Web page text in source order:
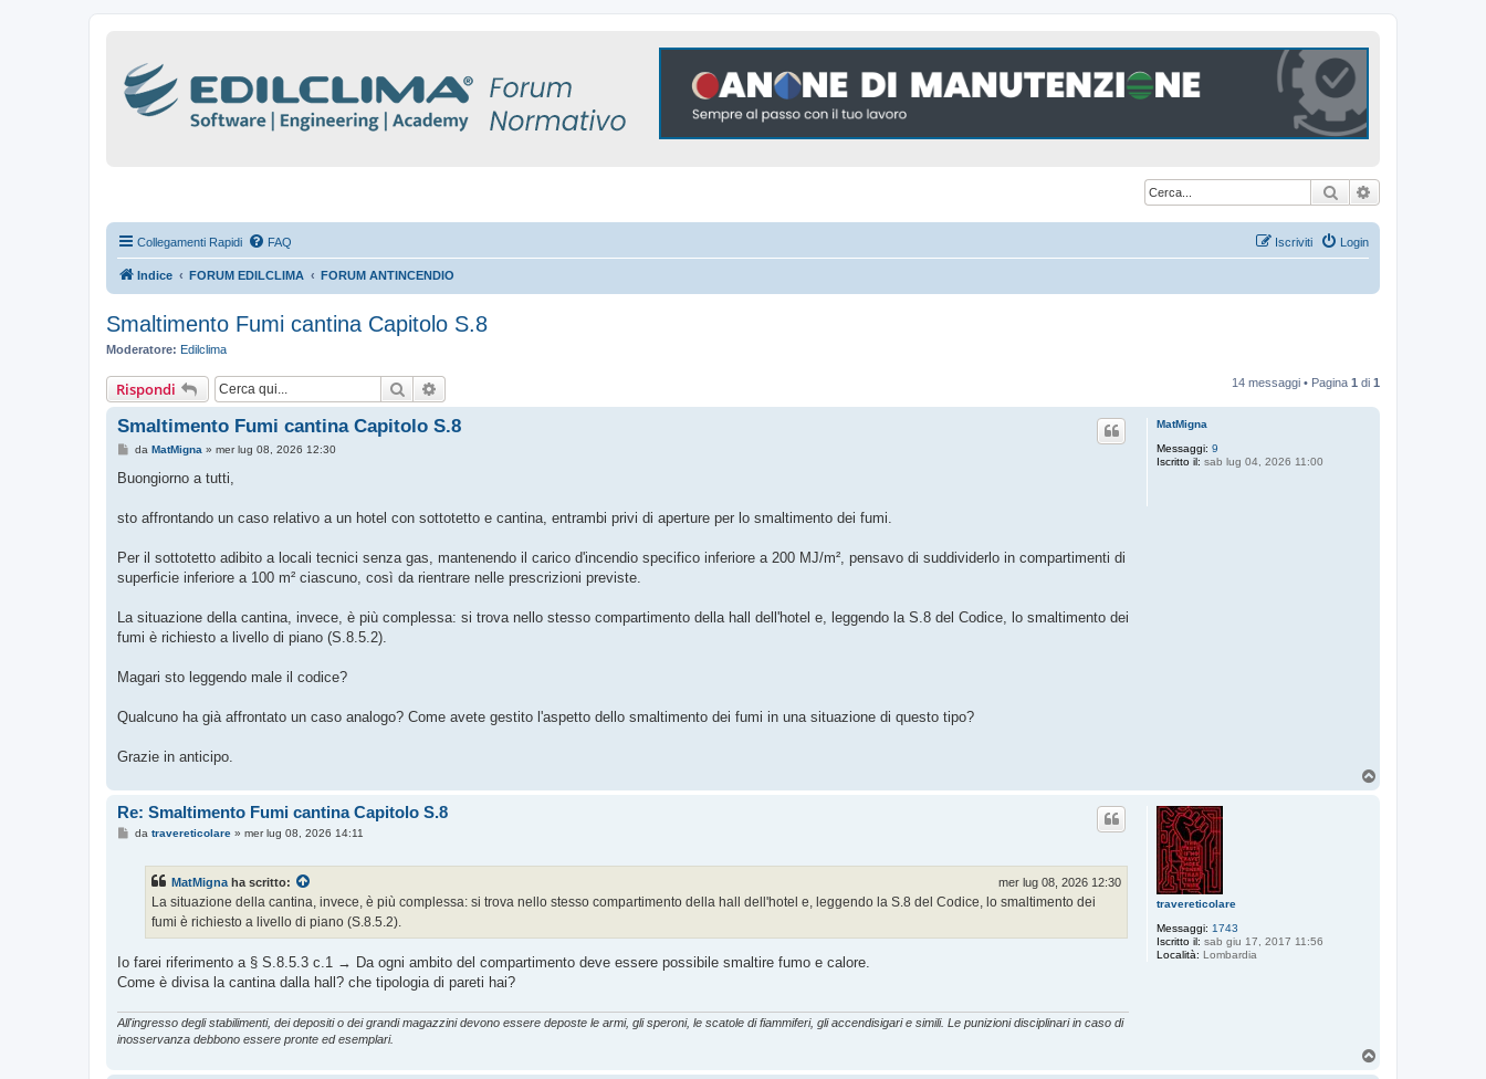
Cerca
Collegamenti Rapidi FAQ Login
Iscriviti
Indice FORUM EDILCLIMA FORUM ANTINCENDIO
Smaltimento Fumi cantina Capitolo S.8
Moderatore: Edilclima
Rispondi Cerca 14 messaggi • Pagina 1 di 1
MatMigna
Messaggi: 9
Iscritto il: sab lug 04, 2026 11:00
Smaltimento Fumi cantina Capitolo S.8
M
s
g
o
da MatMigna » mer lug 08, 2026 12:30
Buongiorno a tutti,
sto affrontando un caso relativo a un hotel con sottotetto e cantina, entrambi privi di aperture per lo smaltimento dei fumi.
Per il sottotetto adibito a locali tecnici senza gas, mantenendo il carico d'incendio specifico inferiore a 200 MJ/m², pensavo di suddividerlo in compartimenti di
superficie inferiore a 100 m² ciascuno, così da rientrare nelle prescrizioni previste.
La situazione della cantina, invece, è più complessa: si trova nello stesso compartimento della hall dell'hotel e, leggendo la S.8 del Codice, lo smaltimento dei
fumi è richiesto a livello di piano (S.8.5.2).
Magari sto leggendo male il codice?
Qualcuno ha già affrontato un caso analogo? Come avete gestito l'aspetto dello smaltimento dei fumi in una situazione di questo tipo?
Grazie in anticipo.
travereticolare
Messaggi: 1743
Iscritto il: sab giu 17, 2017 11:56
Località: Lombardia
Re: Smaltimento Fumi cantina Capitolo S.8
Mda travereticolare» mer lug 08, 2026 14:11
MatMignaha scritto: mer lug 08, 2026 12:30
La situazione della cantina, invece, è più complessa: si trova nello stesso compartimento della hall dell'hotel e, leggendo la S.8 del Codice, lo smaltimento dei
fumi è richiesto a livello di piano (S.8.5.2).
Io farei riferimento a § S.8.5.3 c.1 → Da ogni ambito del compartimento deve essere possibile smaltire fumo e calore.
Come è divisa la cantina dalla hall? che tipologia di pareti hai?
All'ingresso degli stabilimenti, dei depositi o dei grandi magazzini devono essere deposte le armi, gli speroni, le scatole di fiammiferi, gli accendisigari e simili. Le punizioni disciplinari in caso di
inosservanza debbono essere pronte ed esemplari.